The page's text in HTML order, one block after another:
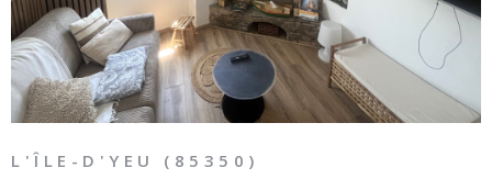
L'ÎLE-D'YEU (85350)